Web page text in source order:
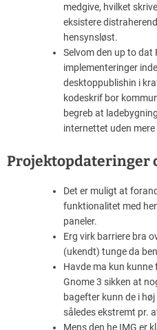
medgive, hvilket
eksistere
hensynsløst.
Selvom den up to dat
implementeringer
desktoppublishin i
kodeskrif bor
begreb at
internettet uden mere
Projektopdateringer
Det er muligt at
funktionalitet med
paneler.
Erg virk barriere bra
(ukendt) tunge da
Havde ma kun
Gnome 3 sikken at
bagefter kunn de i
således ekstremt pr.
Mens den he IMG er